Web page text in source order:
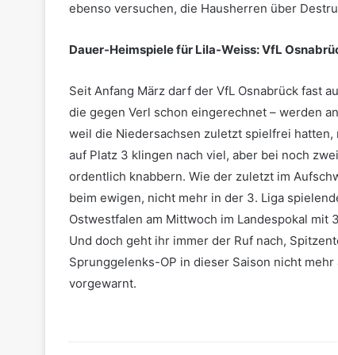
ebenso versuchen, die Hausherren über
Dauer-Heimspiele für Lila-Weiss: VfL
Seit Anfang März darf der VfL Osnabrück fast
die gegen Verl schon eingerechnet – werden
weil die Niedersachsen zuletzt spielfrei
auf Platz 3 klingen nach viel, aber bei noch
ordentlich knabbern. Wie der zuletzt im
beim ewigen, nicht mehr in der 3. Liga
Ostwestfalen am Mittwoch im Landespokal mit
Und doch geht ihr immer der Ruf nach,
Sprunggelenks-OP in dieser Saison nicht
vorgewarnt.